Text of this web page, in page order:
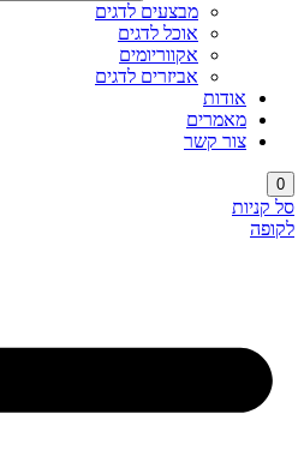
מבצעים לדגים
אוכל לדגים
אקווריומים
אביזרים לדגים
אודות
מאמרים
צור קשר
0
סל קניות
לקופה